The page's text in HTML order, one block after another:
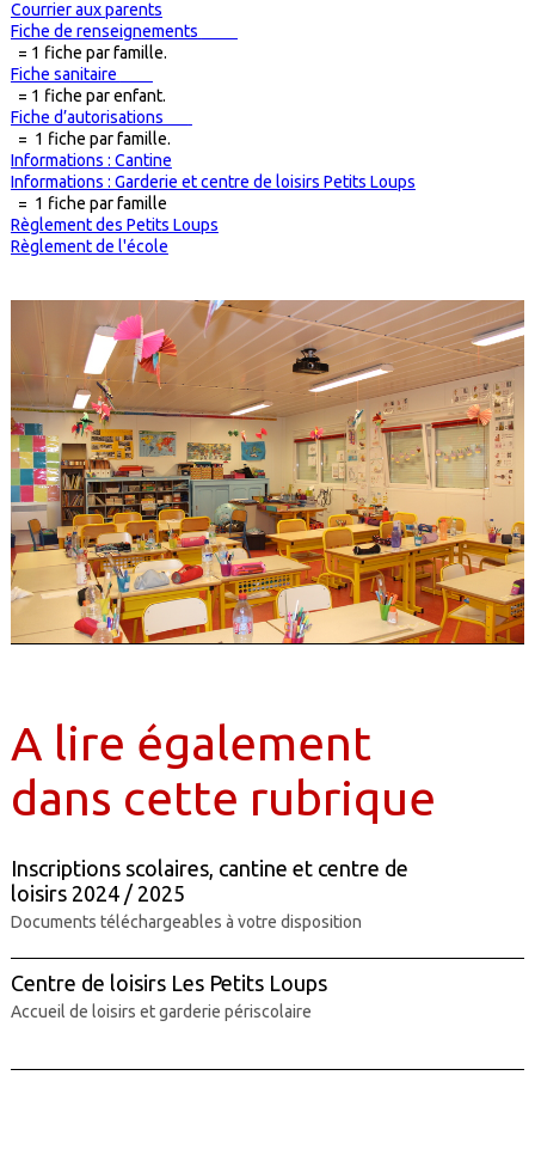
Courrier aux parents
Fiche de renseignements
= 1 fiche par famille.
Fiche sanitaire
= 1 fiche par enfant.
Fiche d’autorisations
= 1 fiche par famille.
Informations : Cantine
Informations : Garderie et centre de loisirs Petits Loups
= 1 fiche par famille
Règlement des Petits Loups
Règlement de l'école
A lire également
dans cette rubrique
Inscriptions scolaires, cantine et centre de
loisirs 2024 / 2025
Documents téléchargeables à votre disposition
Centre de loisirs Les Petits Loups
Accueil de loisirs et garderie périscolaire